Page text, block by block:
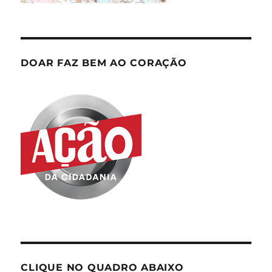
DOAR FAZ BEM AO CORAÇÃO
CLIQUE NO QUADRO ABAIXO